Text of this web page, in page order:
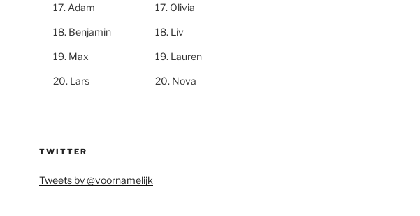
Adam
Benjamin
Max
Lars
Olivia
Liv
Lauren
Nova
TWITTER
Tweets by @voornamelijk